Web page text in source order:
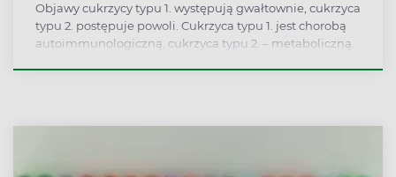
Objawy cukrzycy typu 1. występują gwałtownie, cukrzyca
typu 2. postępuje powoli. Cukrzyca typu 1. jest chorobą
autoimmunologiczną, cukrzyca typu 2. – metaboliczną.